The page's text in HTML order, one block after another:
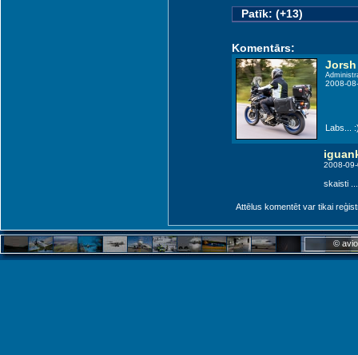
Patīk: (+13)
Komentārs:
Jorsh
2008-
Labs...
2008-
skaisti ...
Attēlus komentēt var tikai
©